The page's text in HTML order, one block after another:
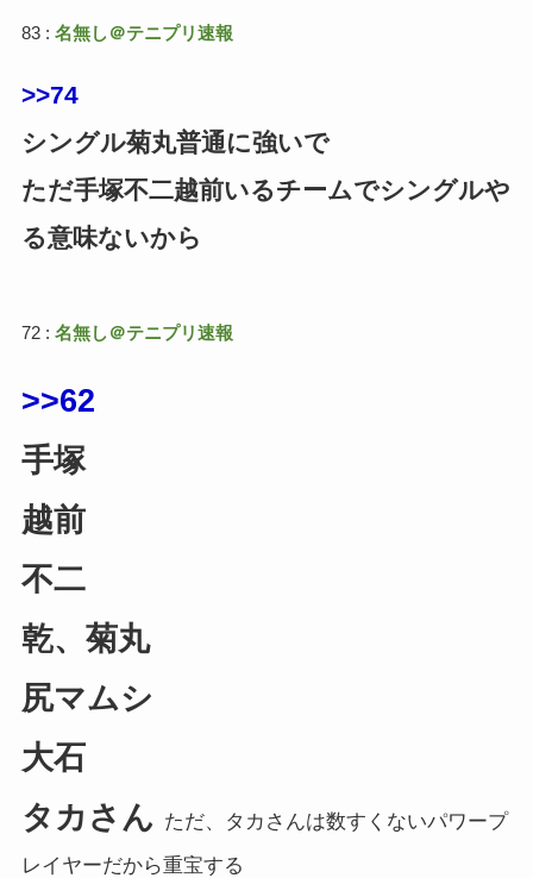
83 : 名無し＠テニプリ速報
>>74
シングル菊丸普通に強いで
ただ手塚不二越前いるチームでシングルや
る意味ないから
72 : 名無し＠テニプリ速報
>>62
手塚
越前
不二
乾、菊丸
尻マムシ
大石
タカさん ただ、タカさんは数すくないパワープ
レイヤーだから重宝する